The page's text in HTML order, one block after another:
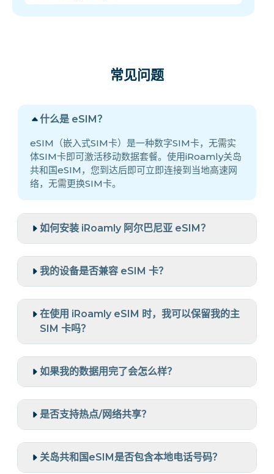
常见问题
什么是 eSIM？
eSIM（嵌入式SIM卡）是一种数字SIM卡，无需实
体SIM卡即可激活移动数据套餐。使用iRoamly关岛
共和国eSIM，您到达后即可立即连接到当地高速网
络，无需更换SIM卡。
如何安装 iRoamly 阿尔巴尼亚 eSIM？
我的设备是否兼容 eSIM 卡？
在使用 iRoamly eSIM 时，我可以保留我的主
SIM 卡吗？
如果我的数据用完了会怎么样？
是否支持热点/网络共享？
关岛共和国eSIM是否包含本地电话号码？